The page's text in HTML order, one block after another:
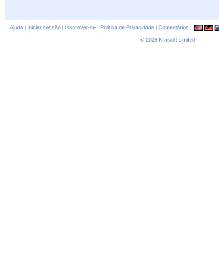
Ajuda | Iniciar sessão | Inscrever-se | Política de Privacidade | Comentários |
© 2026 Kraisoft Limited